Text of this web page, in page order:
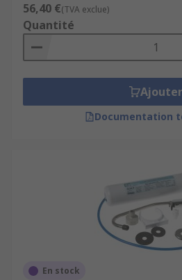
56,40 €(TVA exclue)
Quantité
Ajouter
Documentation
En stock